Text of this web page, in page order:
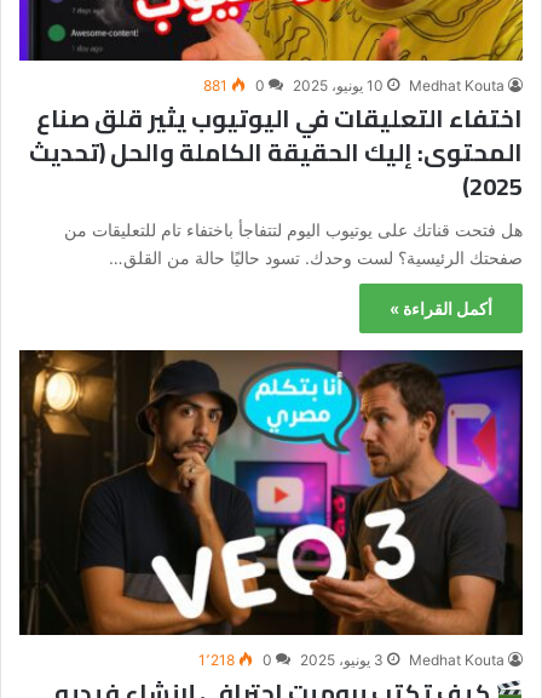
Medhat Kouta 10 يونيو، 2025 0
881
اختفاء التعليقات في اليوتيوب يثير قلق صناع
المحتوى: إليك الحقيقة الكاملة والحل (تحديث
2025)
هل فتحت قناتك على يوتيوب اليوم لتتفاجأ باختفاء تام للتعليقات من
صفحتك الرئيسية؟ لست وحدك. تسود حاليًا حالة من القلق…
أكمل القراءة »
Medhat Kouta 3 يونيو، 2025 0 1٬218